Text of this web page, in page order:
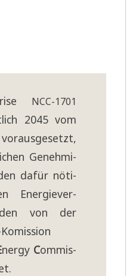
NCC-1701
2045 vom
Geneh­mi­
dafür nöti­
Ener­gie­ver­
von der
ner­gy Commis­